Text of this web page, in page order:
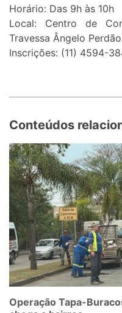
Horário: Das 9h às 10h
Local: Centro de
Travessa Ângelo
Inscrições: (11) 4594-
Conteúdos
Operação Tapa-